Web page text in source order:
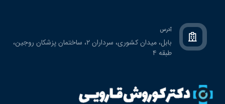
آدرس
بابل، ميدان كشوري، سرداران ٢، ساختمان پزشكان روجين،
طبقه ٤